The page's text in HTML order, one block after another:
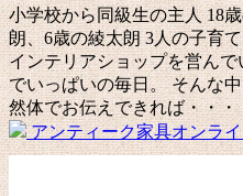
小学校から同級生の主人 18
朗、6歳の綾太朗 3人の子育
インテリアショップを営ん
でいっぱいの毎日。 そんな
然体でお伝えできれば・・・
アンティーク家具オンラ